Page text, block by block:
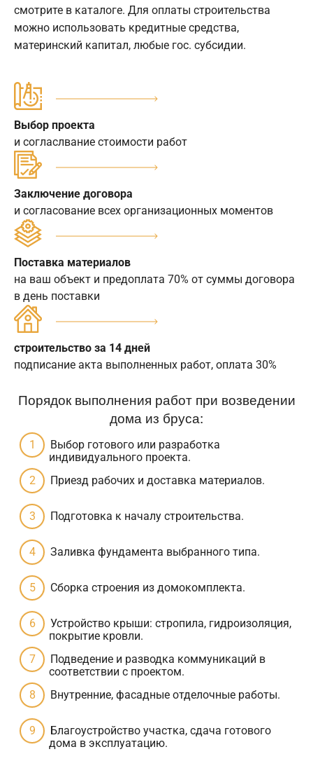
смотрите в каталоге. Для оплаты строительства
можно использовать кредитные средства,
материнский капитал, любые гос. субсидии.
Выбор проекта
и согласлвание стоимости работ
Заключение договора
и согласование всех организационных моментов
Поставка материалов
на ваш объект и предоплата 70% от суммы договора
в день поставки
строительство за 14 дней
подписание акта выполненных работ, оплата 30%
Порядок выполнения работ при возведении
дома из бруса:
Выбор готового или разработка
индивидуального проекта.
Приезд рабочих и доставка материалов.
Подготовка к началу строительства.
Заливка фундамента выбранного типа.
Сборка строения из домокомплекта.
Устройство крыши: стропила, гидроизоляция,
покрытие кровли.
Подведение и разводка коммуникаций в
соответствии с проектом.
Внутренние, фасадные отделочные работы.
Благоустройство участка, сдача готового
дома в эксплуатацию.